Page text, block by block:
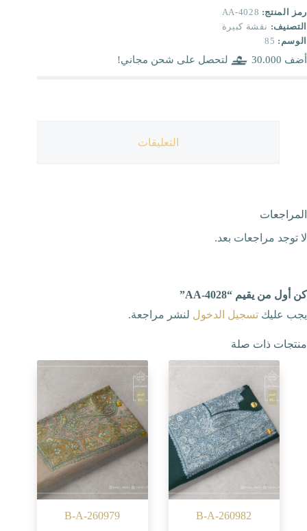
رمز المنتج: AA-4028
التصنيف: نقشة كبيرة
الوسم: 85
أضف 30.000 لتحصل على شحن مجاني!
التعليقات
المراجعات
لا توجد مراجعات بعد.
كن أول من يقيم “AA-4028”
يجب عليك تسجيل الدخول لنشر مراجعة.
منتجات ذات صلة
B-A-260982
B-A-260979